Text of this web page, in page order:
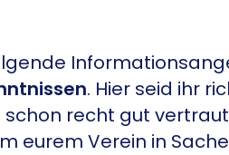
. Hier seid ihr
schon recht gut
eurem Verein in